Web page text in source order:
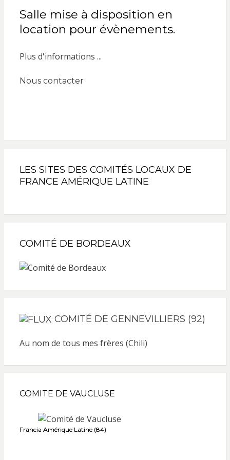
Salle mise à disposition en
location pour évènements.
Plus d'informations ...
Nous contacter
LES SITES DES COMITÉS LOCAUX DE
FRANCE AMÉRIQUE LATINE
COMITÉ DE BORDEAUX
COMITÉ DE GENNEVILLIERS (92)
Au nom de tous mes frères (Chili)
COMITE DE VAUCLUSE
Francia Amérique Latine (84)